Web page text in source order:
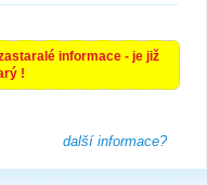
informace - je již
!
další informace?